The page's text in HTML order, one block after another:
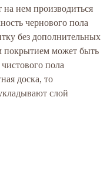
нем производиться
чернового пола
без дополнительных
покрытием может быть
пола
доска, то
слой